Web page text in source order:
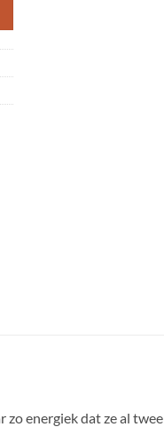
zo energiek dat ze al twee